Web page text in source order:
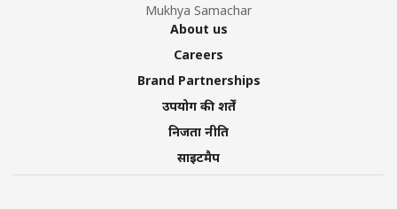
Mukhya Samachar
About us
Careers
Brand Partnerships
उपयोग की शर्तें
निजता नीति
साइटमैप